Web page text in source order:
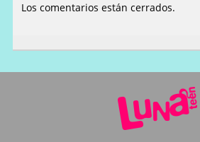
Los comentarios están cerrados.